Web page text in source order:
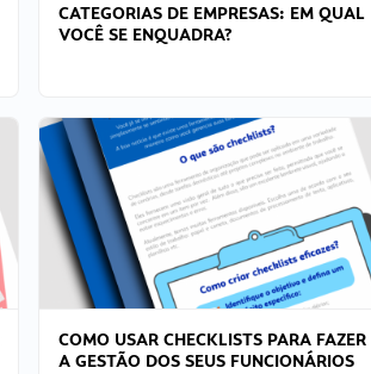
CATEGORIAS DE EMPRESAS: EM QUAL
VOCÊ SE ENQUADRA?
COMO USAR CHECKLISTS PARA FAZER
A GESTÃO DOS SEUS FUNCIONÁRIOS